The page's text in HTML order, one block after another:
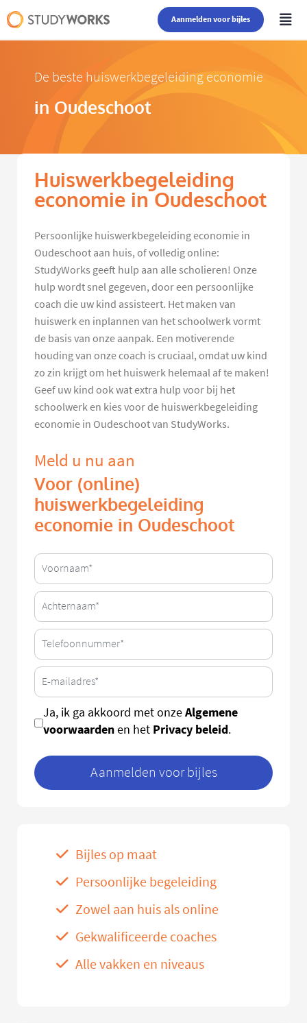
Aanmelden voor bijles
De beste huiswerkbegeleiding economie
in Oudeschoot
Huiswerkbegeleiding
economie in Oudeschoot
Persoonlijke huiswerkbegeleiding economie in
Oudeschoot aan huis, of volledig online:
StudyWorks geeft hulp aan alle scholieren! Onze
hulp wordt snel gegeven, door een persoonlijke
coach die uw kind assisteert. Het maken van
huiswerk en inplannen van het schoolwerk vormt
de basis van onze aanpak. Een motiverende
houding van onze coach is cruciaal, omdat uw kind
zo zin krijgt om het huiswerk helemaal af te maken!
Geef uw kind ook wat extra hulp voor bij het
schoolwerk en kies voor de huiswerkbegeleiding
economie in Oudeschoot van StudyWorks.
Meld u nu aan
Voor (online)
huiswerkbegeleiding
economie in Oudeschoot
Ja, ik ga akkoord met onzeAlgemene
voorwaardenen het Privacy beleid.
Aanmelden voor bijles
Bijles op maat
Persoonlijke begeleiding
Zowel aan huis als online
Gekwalificeerde coaches
Alle vakken en niveaus